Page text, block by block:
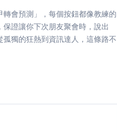
會預測」，每個按鈕都像教練的
證讓你下次朋友聚會時，說出
孤獨的狂熱到資訊達人，這條路不